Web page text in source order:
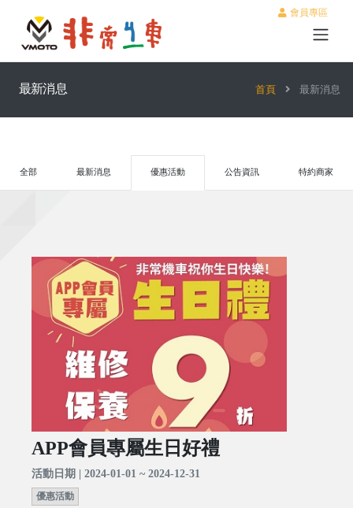
會員專區
最新消息 首頁 最新消息
全部 最新消息 優惠活動 公告資訊 特約商家
APP會員專屬生日好禮
活動日期 | 2024-01-01 ~ 2024-12-31
優惠活動